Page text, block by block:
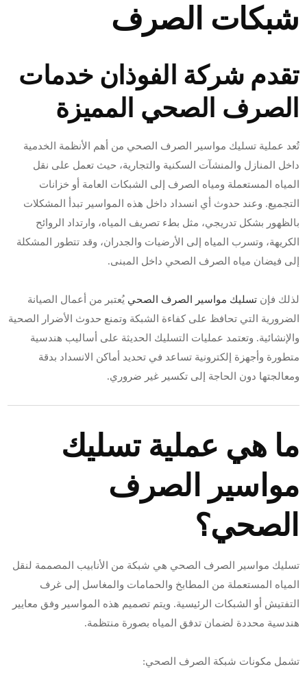
شبكات الصرف
تقدم شركة الفوذان خدمات
الصرف الصحي المميزة
تُعد عملية تسليك مواسير الصرف الصحي من أهم الأنظمة الخدمية
داخل المنازل والمنشآت السكنية والتجارية، حيث تعمل على نقل
المياه المستعملة ومياه الصرف إلى الشبكات العامة أو خزانات
التجميع. وعند حدوث أي انسداد داخل هذه المواسير تبدأ المشكلات
بالظهور بشكل تدريجي، مثل بطء تصريف المياه، وارتداد الروائح
الكريهة، وتسرب المياه إلى الأرضيات والجدران، وقد تتطور المشكلة
إلى فيضان مياه الصرف الصحي داخل المبنى.
لذلك فإنتسليك مواسير الصرف الصحي يُعتبر من أعمال الصيانة
الضرورية التي تحافظ على كفاءة الشبكة وتمنع حدوث الأضرار الصحية
والإنشائية. وتعتمد عمليات التسليك الحديثة على أساليب هندسية
متطورة وأجهزة إلكترونية تساعد في تحديد أماكن الانسداد بدقة
ومعالجتها دون الحاجة إلى تكسير غير ضروري.
ما هي عملية تسليك
مواسير الصرف
الصحي؟
تسليك مواسير الصرف الصحي هي شبكة من الأنابيب المصممة لنقل
المياه المستعملة من المطابخ والحمامات والمغاسل إلى غرف
التفتيش أو الشبكات الرئيسية. ويتم تصميم هذه المواسير وفق معايير
هندسية محددة لضمان تدفق المياه بصورة منتظمة.
تشمل مكونات شبكة الصرف الصحي: